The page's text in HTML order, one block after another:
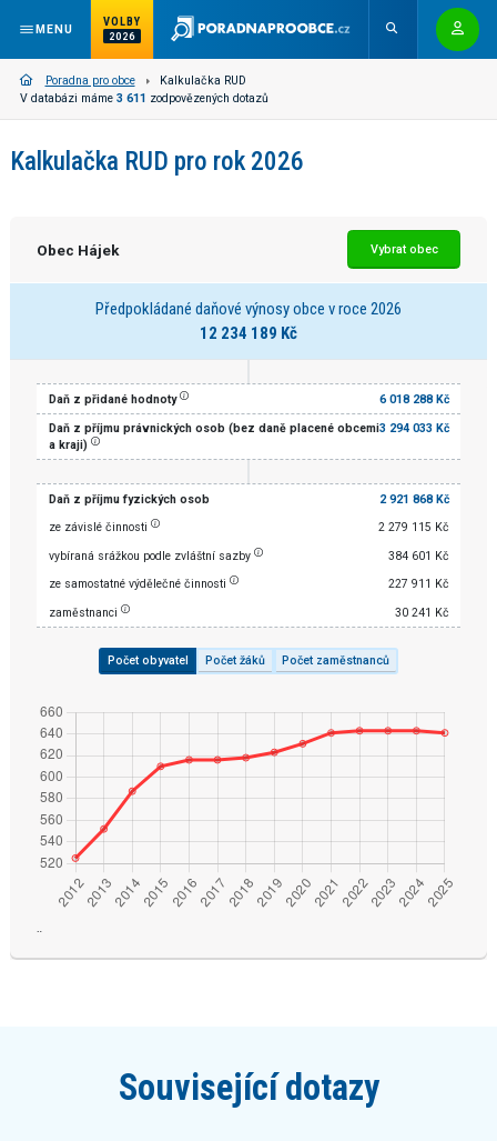
MENU
VOLBY
2026
Poradna pro obce
Kalkulačka RUD
V databázi máme 3 611 zodpovězených dotazů
Kalkulačka RUD pro rok 2026
Obec Hájek Vybrat obec
Předpokládané daňové výnosy obce v roce 2026
12 234 189 Kč
Daň z přidané hodnoty 6 018 288 Kč
Daň z příjmu právnických osob (bez daně placené obcemi
a kraji)
3 294 033 Kč
Daň z příjmu fyzických osob
2 921 868 Kč
ze závislé činnosti
2 279 115 Kč
vybíraná srážkou podle zvláštní sazby
384 601 Kč
ze samostatné výdělečné činnosti
227 911 Kč
zaměstnanci
30 241 Kč
Počet obyvatel Počet žáků Počet zaměstnanců
¨
Související dotazy